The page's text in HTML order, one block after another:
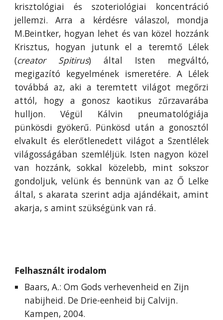
krisztológiai és szoteriológiai koncentráció
jellemzi. Arra a kérdésre válaszol, mondja
M.Beintker, hogyan lehet és van közel hozzánk
Krisztus, hogyan jutunk el a teremtő Lélek
(creator Spitirus) által Isten megváltó,
megigazító kegyelmének ismeretére. A Lélek
továbbá az, aki a teremtett világot megőrzi
attól, hogy a gonosz kaotikus zűrzavarába
hulljon. Végül Kálvin pneumatológiája
pünkösdi gyökerű. Pünkösd után a gonosztól
elvakult és elerőtlenedett világot a Szentlélek
világosságában szemléljük. Isten nagyon közel
van hozzánk, sokkal közelebb, mint sokszor
gondoljuk, velünk és bennünk van az Ő Lelke
által, s akarata szerint adja ajándékait, amint
akarja, s amint szükségünk van rá.
Felhasznált irodalom
Baars, A.: Om Gods verhevenheid en Zijn
nabijheid. De Drie-eenheid bij Calvijn.
Kampen, 2004.